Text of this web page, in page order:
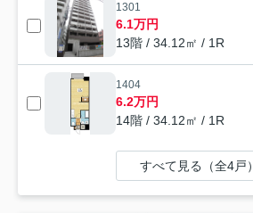
1301
6.1万円
13階 / 34.12㎡ / 1R
1404
6.2万円
14階 / 34.12㎡ / 1R
すべて見る（全4戸）